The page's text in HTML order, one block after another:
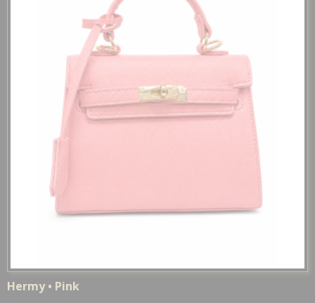
Hermy • Pink